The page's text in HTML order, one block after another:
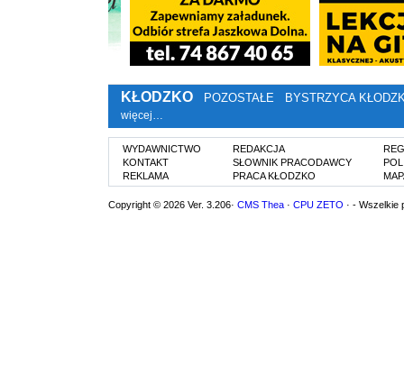
KŁODZKO POZOSTAŁE BYSTRZYCA
więcej…
WYDAWNICTWO
KONTAKT
REKLAMA
REDAKCJA
SŁOWNIK PRACODAWCY
PRACA KŁODZKO
Copyright © 2026 Ver. 3.206· CMS Thea · CPU ZETO · - Wszelkie